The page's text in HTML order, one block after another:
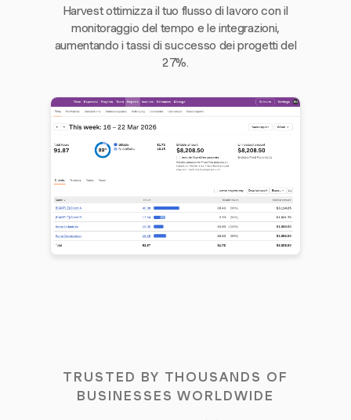
Harvest ottimizza il tuo flusso di lavoro con il
monitoraggio del tempo e le integrazioni,
aumentando i tassi di successo dei progetti del
27%.
TRUSTED BY THOUSANDS OF
BUSINESSES WORLDWIDE